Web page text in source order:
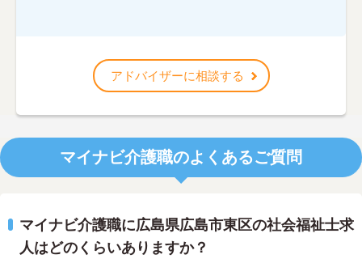
アドバイザーに相談する
マイナビ介護職のよくあるご質問
マイナビ介護職に広島県広島市東区の社会福祉士求
人はどのくらいありますか？